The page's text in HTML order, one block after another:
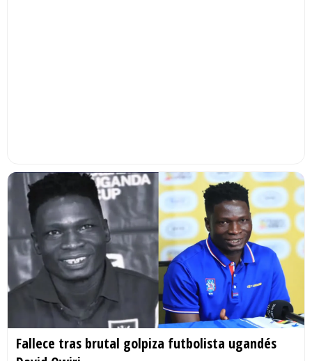
Fallece tras brutal golpiza futbolista ugandés